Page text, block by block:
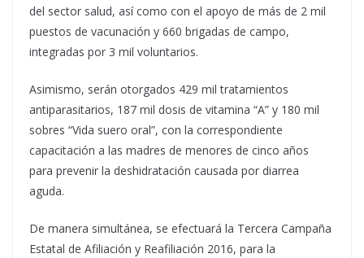
del sector salud, así como con el apoyo de más de 2 mil
puestos de vacunación y 660 brigadas de campo,
integradas por 3 mil voluntarios.
Asimismo, serán otorgados 429 mil tratamientos
antiparasitarios, 187 mil dosis de vitamina “A” y 180 mil
sobres “Vida suero oral”, con la correspondiente
capacitación a las madres de menores de cinco años
para prevenir la deshidratación causada por diarrea
aguda.
De manera simultánea, se efectuará la Tercera Campaña
Estatal de Afiliación y Reafiliación 2016, para la